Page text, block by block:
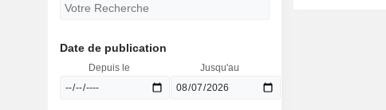
Date de publication
Depuis le Jusqu'au